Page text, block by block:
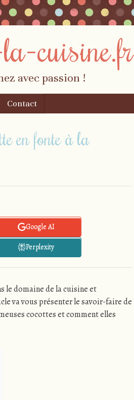
cuisine.fr
avec passion !
Contact
en fonte à la
Google AI
Perplexity
le domaine de la cuisine et
va vous présenter le savoir-faire de
cocottes et comment elles